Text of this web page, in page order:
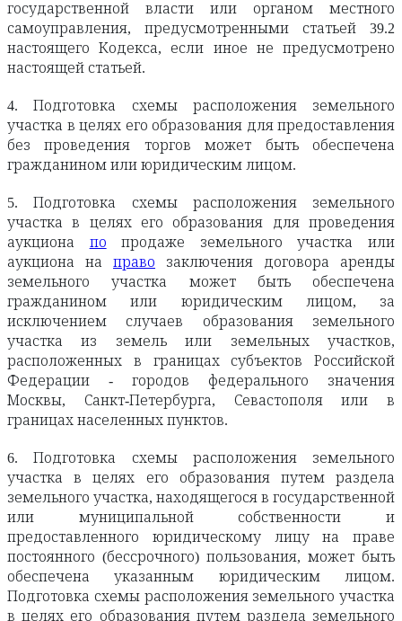
государственной власти или органом местного
самоуправления, предусмотренными статьей 39.2
настоящего Кодекса, если иное не предусмотрено
настоящей статьей.
4. Подготовка схемы расположения земельного
участка в целях его образования для предоставления
без проведения торгов может быть обеспечена
гражданином или юридическим лицом.
5. Подготовка схемы расположения земельного
участка в целях его образования для проведения
аукциона по продаже земельного участка или
аукциона на право заключения договора аренды
земельного участка может быть обеспечена
гражданином или юридическим лицом, за
исключением случаев образования земельного
участка из земель или земельных участков,
расположенных в границах субъектов Российской
Федерации - городов федерального значения
Москвы, Санкт-Петербурга, Севастополя или в
границах населенных пунктов.
6. Подготовка схемы расположения земельного
участка в целях его образования путем раздела
земельного участка, находящегося в государственной
или муниципальной собственности и
предоставленного юридическому лицу на праве
постоянного (бессрочного) пользования, может быть
обеспечена указанным юридическим лицом.
Подготовка схемы расположения земельного участка
в целях его образования путем раздела земельного